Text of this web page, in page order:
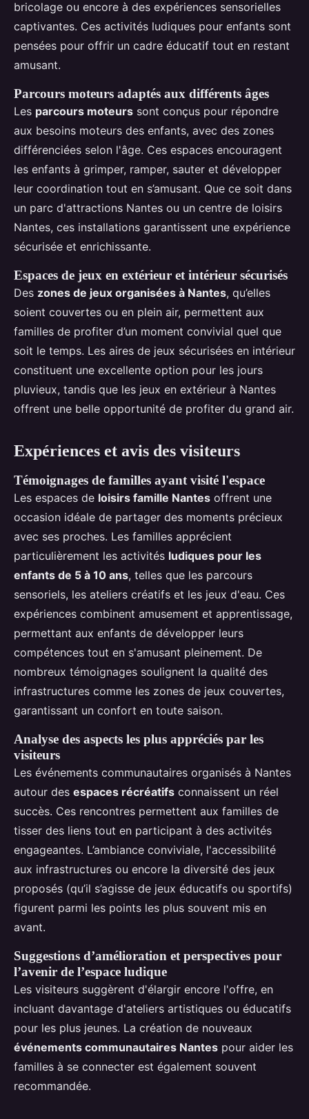
bricolage ou encore à des expériences sensorielles
captivantes. Ces activités ludiques pour enfants sont
pensées pour offrir un cadre éducatif tout en restant
amusant.
Parcours moteurs adaptés aux différents âges
Les parcours moteurs sont conçus pour répondre
aux besoins moteurs des enfants, avec des zones
différenciées selon l'âge. Ces espaces encouragent
les enfants à grimper, ramper, sauter et développer
leur coordination tout en s’amusant. Que ce soit dans
un parc d'attractions Nantes ou un centre de loisirs
Nantes, ces installations garantissent une expérience
sécurisée et enrichissante.
Espaces de jeux en extérieur et intérieur sécurisés
Des zones de jeux organisées à Nantes, qu’elles
soient couvertes ou en plein air, permettent aux
familles de profiter d’un moment convivial quel que
soit le temps. Les aires de jeux sécurisées en intérieur
constituent une excellente option pour les jours
pluvieux, tandis que les jeux en extérieur à Nantes
offrent une belle opportunité de profiter du grand air.
Expériences et avis des visiteurs
Témoignages de familles ayant visité l'espace
Les espaces de loisirs famille Nantes offrent une
occasion idéale de partager des moments précieux
avec ses proches. Les familles apprécient
particulièrement les activités ludiques pour les
enfants de 5 à 10 ans, telles que les parcours
sensoriels, les ateliers créatifs et les jeux d'eau. Ces
expériences combinent amusement et apprentissage,
permettant aux enfants de développer leurs
compétences tout en s'amusant pleinement. De
nombreux témoignages soulignent la qualité des
infrastructures comme les zones de jeux couvertes,
garantissant un confort en toute saison.
Analyse des aspects les plus appréciés par les
visiteurs
Les événements communautaires organisés à Nantes
autour des espaces récréatifs connaissent un réel
succès. Ces rencontres permettent aux familles de
tisser des liens tout en participant à des activités
engageantes. L’ambiance conviviale, l'accessibilité
aux infrastructures ou encore la diversité des jeux
proposés (qu’il s’agisse de jeux éducatifs ou sportifs)
figurent parmi les points les plus souvent mis en
avant.
Suggestions d’amélioration et perspectives pour
l’avenir de l’espace ludique
Les visiteurs suggèrent d'élargir encore l'offre, en
incluant davantage d'ateliers artistiques ou éducatifs
pour les plus jeunes. La création de nouveaux
événements communautaires Nantes pour aider les
familles à se connecter est également souvent
recommandée.